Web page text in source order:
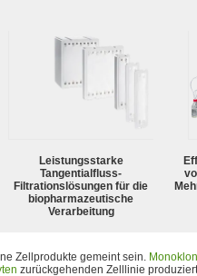
Leistungsstarke
Tangentialfluss-
Filtrationslösungen für die
biopharmazeutische
Verarbeitung
Zellprodukte gemeint sein.
zurückgehenden Zelllinie